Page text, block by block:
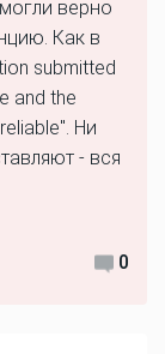
верно
Как в
submitted
and the
Ни
- вся
0